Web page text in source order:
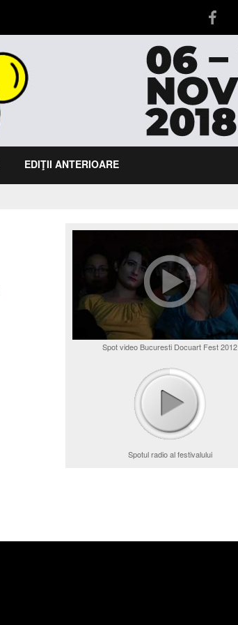
EDIŢII ANTERIOARE
Spot video Bucuresti Docuart Fest 2012
Spotul radio al festivalului